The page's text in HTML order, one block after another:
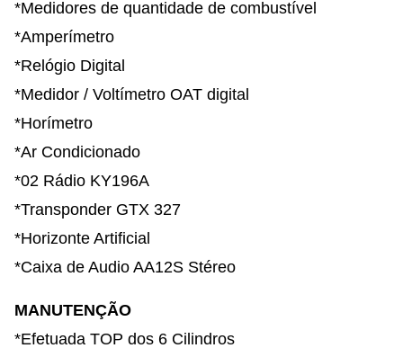
*Medidores de quantidade de combustível
*Amperímetro
*Relógio Digital
*Medidor / Voltímetro OAT digital
*Horímetro
*Ar Condicionado
*02 Rádio KY196A
*Transponder GTX 327
*Horizonte Artificial
*Caixa de Audio AA12S Stéreo
MANUTENÇÃO
*Efetuada TOP dos 6 Cilindros